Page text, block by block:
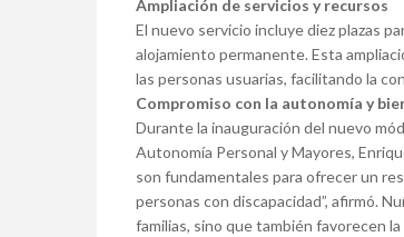
Ampliación de servicios y recursos
El nuevo servicio incluye diez plazas
alojamiento permanente. Esta
las personas usuarias, facilitando la
Compromiso con la autonomía y
Durante la inauguración del nuevo
Autonomía Personal y Mayores,
son fundamentales para ofrecer un
personas con discapacidad”, afirmó.
familias, sino que también favorecen